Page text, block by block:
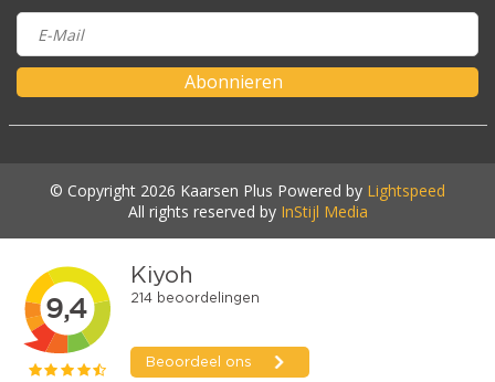
Abonnieren
© Copyright 2026 Kaarsen Plus Powered by Lightspeed
All rights reserved by InStijl Media